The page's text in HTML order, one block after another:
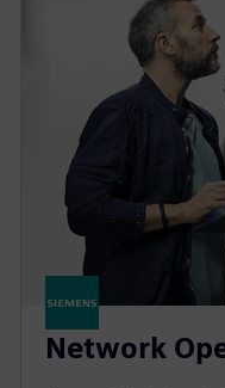
Network